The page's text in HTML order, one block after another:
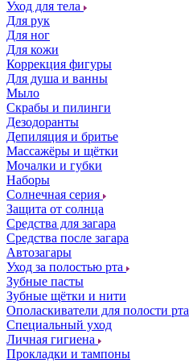
Уход для тела
Для рук
Для ног
Для кожи
Коррекция фигуры
Для душа и ванны
Мыло
Скрабы и пилинги
Дезодоранты
Депиляция и бритье
Массажёры и щётки
Мочалки и губки
Наборы
Солнечная серия
Защита от солнца
Средства для загара
Средства после загара
Автозагары
Уход за полостью рта
Зубные пасты
Зубные щётки и нити
Ополаскиватели для полости рта
Специальный уход
Личная гигиена
Прокладки и тампоны